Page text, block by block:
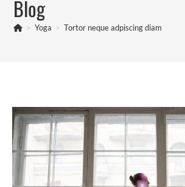
Blog
> Yoga > Tortor neque adpiscing diam